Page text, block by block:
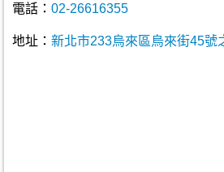
電話： 02-26616355
地址： 新北市233烏來區烏來街45號